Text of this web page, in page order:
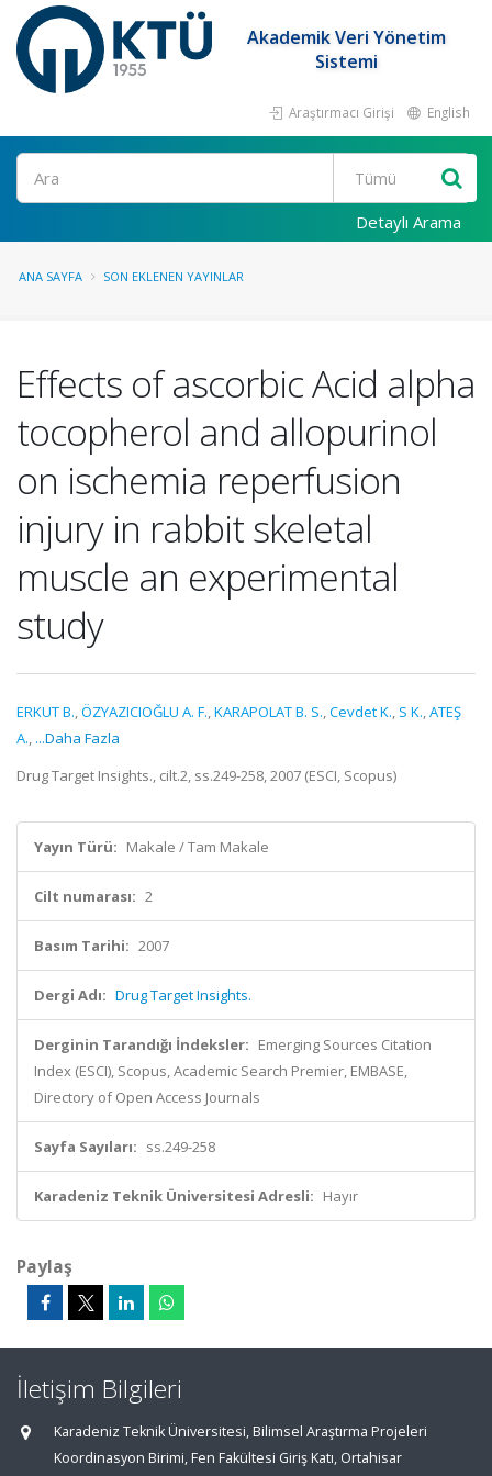
Akademik Veri Yönetim
Sistemi
Araştırmacı Girişi English
Ara
Detaylı Arama
ANA SAYFA SON EKLENEN YAYINLAR
Effects of ascorbic Acid alpha
tocopherol and allopurinol
on ischemia reperfusion
injury in rabbit skeletal
muscle an experimental
study
ERKUT B.,ÖZYAZICIOĞLU A. F.,KARAPOLAT B. S.,Cevdet K., S K.,ATEŞ
A., ...Daha Fazla
Drug Target Insights., cilt.2, ss.249-258, 2007 (ESCI, Scopus)
Yayın Türü: Makale / Tam Makale
Cilt numarası: 2
Basım Tarihi: 2007
Dergi Adı: Drug Target Insights.
Derginin Tarandığı İndeksler: Emerging Sources Citation
Index (ESCI), Scopus, Academic Search Premier, EMBASE,
Directory of Open Access Journals
Sayfa Sayıları: ss.249-258
Karadeniz Teknik Üniversitesi Adresli: Hayır
Paylaş
İletişim Bilgileri
Karadeniz Teknik Üniversitesi, Bilimsel Araştırma Projeleri
Koordinasyon Birimi, Fen Fakültesi Giriş Katı, Ortahisar